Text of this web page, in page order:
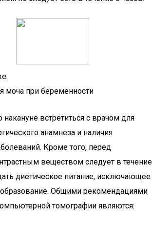
моча при беременности
встретиться с врачом для
анамнеза и наличия
Кроме того, перед
веществом следует в течение
диетическое питание, исключающее
Общими рекомендациями
томографии являются: